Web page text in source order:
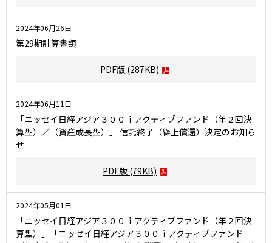
2024年06月26日
第29期計算書類
PDF版 (287KB)
2024年06月11日
「ニッセイ日経アジア３００ｉアクティブファンド（年２回決
算型）／（資産成長型）」 信託終了（繰上償還）決定のお知ら
せ
PDF版 (79KB)
2024年05月01日
「ニッセイ日経アジア３００ｉアクティブファンド（年２回決
算型）」「ニッセイ日経アジア３００ｉアクティブファンド